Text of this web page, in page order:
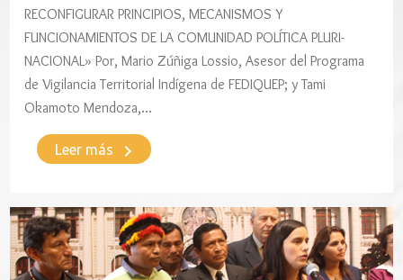
RECONFIGURAR PRINCIPIOS, MECANISMOS Y
FUNCIONAMIENTOS DE LA COMUNIDAD POLÍTICA PLURI-
NACIONAL» Por, Mario Zúñiga Lossio, Asesor del Programa
de Vigilancia Territorial Indígena de FEDIQUEP; y Tami
Okamoto Mendoza,…
Leer más keyboard_arrow_right